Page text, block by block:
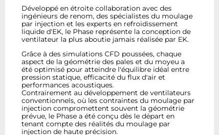
Développé en étroite collaboration avec des
ingénieurs de renom, des spécialistes du moulage
par injection et les experts en refroidissement
liquide d'EK, le Phase représente la conception de
ventilateur la plus aboutie jamais réalisée par EK.
Grâce à des simulations CFD poussées, chaque
aspect de la géométrie des pales et du moyeu a
été optimisé pour atteindre l'équilibre idéal entre
pression statique, efficacité du flux d'air et
performances acoustiques.
Contrairement au développement de ventilateurs
conventionnels, où les contraintes du moulage par
injection compromettent souvent la géométrie
prévue, le Phase a été conçu dès le départ en
tenant compte des réalités du moulage par
injection de haute précision.